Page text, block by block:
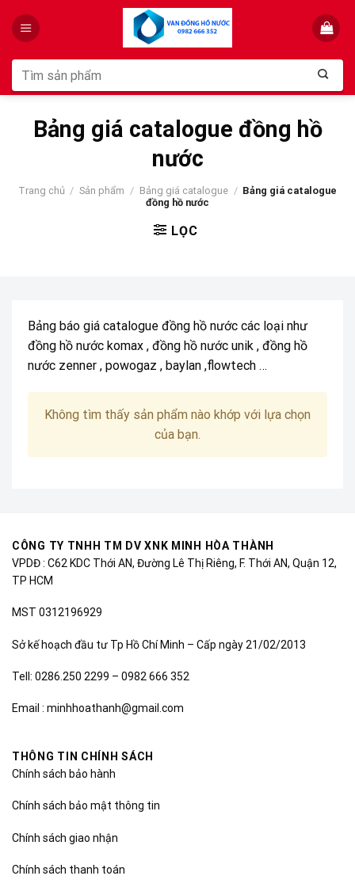
Tìm
kiếm:
Bảng giá catalogue đồng hồ
nước
Trang chủ / Sản phẩm / Bảng giá catalogue / Bảng giá catalogue
đồng hồ nước
LỌC
Bảng báo giá catalogue đồng hồ nước các loại như
đồng hồ nước komax , đồng hồ nước unik , đồng hồ
nước zenner , powogaz , baylan ,flowtech …
Không tìm thấy sản phẩm nào khớp với lựa chọn
của bạn.
CÔNG TY TNHH TM DV XNK MINH HÒA THÀNH
VPDĐ : C62 KDC Thới AN, Đường Lê Thị Riêng, F. Thới AN, Quận 12,
TP HCM
MST 0312196929
Sở kế hoạch đầu tư Tp Hồ Chí Minh – Cấp ngày 21/02/2013
Tell: 0286.250 2299 – 0982 666 352
Email : minhhoathanh@gmail.com
THÔNG TIN CHÍNH SÁCH
Chính sách bảo hành
Chính sách bảo mật thông tin
Chính sách giao nhận
Chính sách thanh toán